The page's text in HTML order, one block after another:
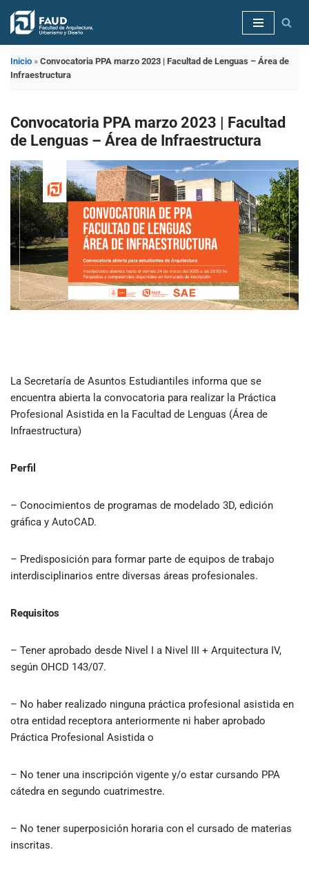
Saltar
contenido
Inicio » Convocatoria PPA marzo 2023 | Facultad de Lenguas – Área de
Infraestructura
Convocatoria PPA marzo 2023 | Facultad
de Lenguas – Área de Infraestructura
La Secretaría de Asuntos Estudiantiles informa que se
encuentra abierta la convocatoria para realizar la Práctica
Profesional Asistida en la Facultad de Lenguas (Área de
Infraestructura)
Perfil
– Conocimientos de programas de modelado 3D, edición
gráfica y AutoCAD.
– Predisposición para formar parte de equipos de trabajo
interdisciplinarios entre diversas áreas profesionales.
Requisitos
– Tener aprobado desde Nivel I a Nivel III + Arquitectura IV,
según OHCD 143/07.
– No haber realizado ninguna práctica profesional asistida en
otra entidad receptora anteriormente ni haber aprobado
Práctica Profesional Asistida o
– No tener una inscripción vigente y/o estar cursando PPA
cátedra en segundo cuatrimestre.
– No tener superposición horaria con el cursado de materias
inscritas.